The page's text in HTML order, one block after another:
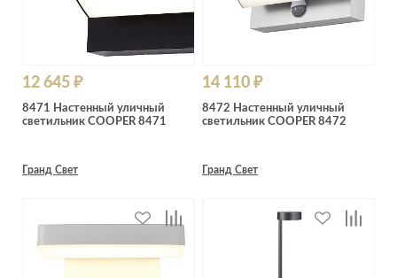
12 645 ₽
8471 Настенный уличный
светильник COOPER 8471
Гранд Свет
14 110 ₽
8472 Настенный уличный
светильник COOPER 8472
Гранд Свет